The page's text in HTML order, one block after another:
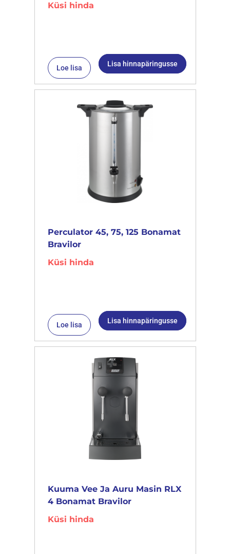
Küsi hinda
Loe lisa Lisa hinnapäringusse
Perculator 45, 75, 125 Bonamat
Bravilor
Küsi hinda
Loe lisa Lisa hinnapäringusse
Kuuma Vee Ja Auru Masin RLX
4 Bonamat Bravilor
Küsi hinda